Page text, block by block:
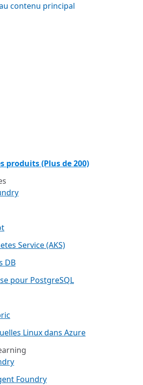
contenu principal
produits (Plus de 200)
Service (AKS)
DB
pour PostgreSQL
Linux dans Azure
Foundry